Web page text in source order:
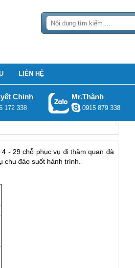
LIÊN HỆ
Chinh
172 338
Mr.Thành
0915 879 338
- 29 chỗ phục vụ đi thăm quan đà
chu đáo suốt hành trình.